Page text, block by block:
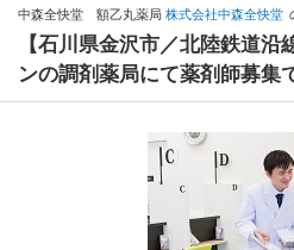
中森全快堂 額乙丸薬局 株式会社中森全快堂
【石川県金沢市／北陸鉄道沿
ンの調剤薬局にて薬剤師募集